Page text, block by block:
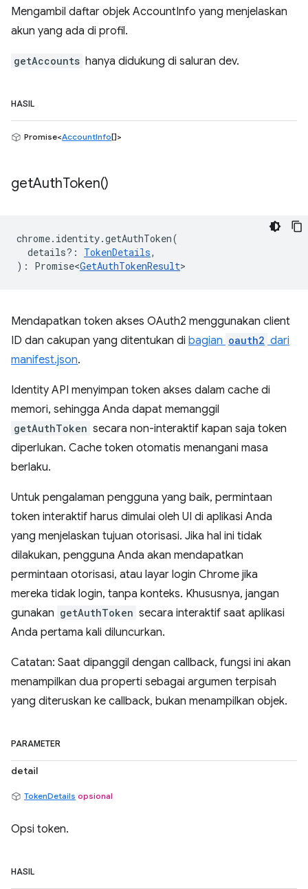
Mengambil daftar objek AccountInfo yang menjelaskan
akun yang ada di profil.
getAccounts hanya didukung di saluran dev.
HASIL
Promise<AccountInfo[]>
getAuthToken()
chrome. identity.getAuthToken(
details? : TokenDetails,
) : Promise<GetAuthTokenResult>
Mendapatkan token akses OAuth2 menggunakan client
ID dan cakupan yang ditentukan di bagian oauth2 dari
manifest.json.
Identity API menyimpan token akses dalam cache di
memori, sehingga Anda dapat memanggil
getAuthToken secara non-interaktif kapan saja token
diperlukan. Cache token otomatis menangani masa
berlaku.
Untuk pengalaman pengguna yang baik, permintaan
token interaktif harus dimulai oleh UI di aplikasi Anda
yang menjelaskan tujuan otorisasi. Jika hal ini tidak
dilakukan, pengguna Anda akan mendapatkan
permintaan otorisasi, atau layar login Chrome jika
mereka tidak login, tanpa konteks. Khususnya, jangan
gunakan getAuthToken secara interaktif saat aplikasi
Anda pertama kali diluncurkan.
Catatan: Saat dipanggil dengan callback, fungsi ini akan
menampilkan dua properti sebagai argumen terpisah
yang diteruskan ke callback, bukan menampilkan objek.
PARAMETER
detail
TokenDetails opsional
Opsi token.
HASIL